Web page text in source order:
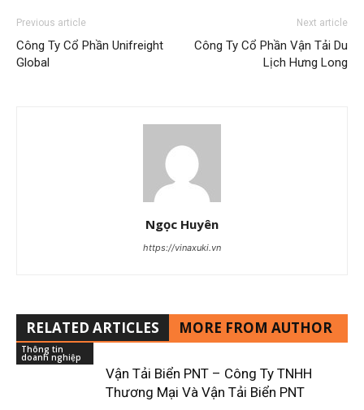
Previous article
Công Ty Cổ Phần Unifreight
Global
Next article
Công Ty Cổ Phần Vận Tải Du
Lịch Hưng Long
Ngọc Huyên
https://vinaxuki.vn
RELATED ARTICLES MORE FROM AUTHOR
Thông tin
doanh nghiệp
Vận Tải Biển PNT – Công Ty TNHH
Thương Mại Và Vận Tải Biển PNT